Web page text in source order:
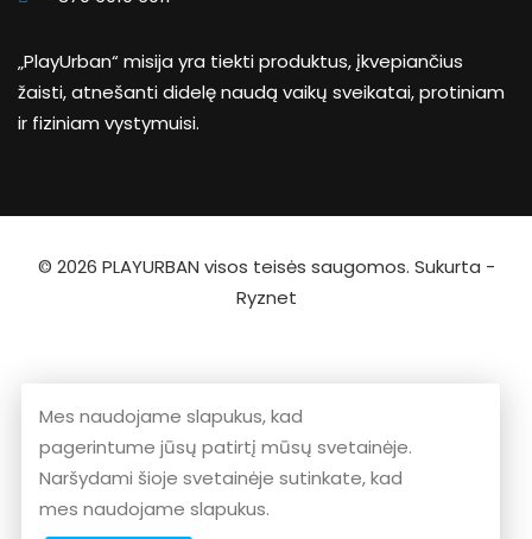
„PlayUrban“ misija yra tiekti produktus, įkvepiančius
žaisti, atnešanti didelę naudą vaikų sveikatai, protiniam
ir fiziniam vystymuisi.
© 2026 PLAYURBAN visos teisės saugomos. Sukurta -
Ryznet
Mes naudojame slapukus, kad
pagerintume jūsų patirtį mūsų svetainėje.
Naršydami šioje svetainėje sutinkate, kad
mes naudojame slapukus.